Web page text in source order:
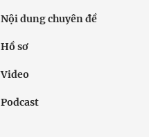
Nội dung chuyên đề
Hồ sơ
Video
Podcast